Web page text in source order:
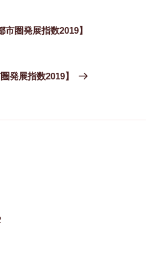
圏発展指数2019】
発展指数2019】